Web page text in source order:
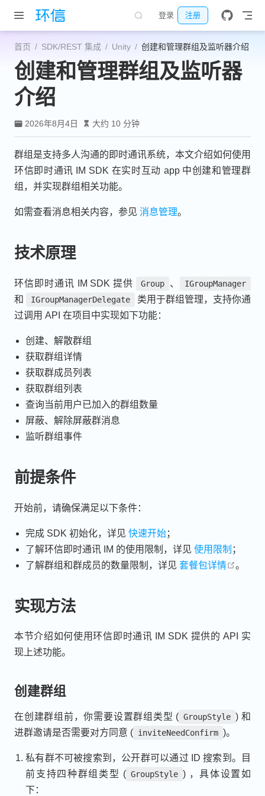
跳至主要內容
登录 注册
首页 SDK/REST 集成 Unity 创建和管理群组及监听器介绍
创建和管理群组及监听器
介绍
2026年8月4日 大约 10 分钟
群组是支持多人沟通的即时通讯系统，本文介绍如何使用
环信即时通讯 IM SDK 在实时互动 app 中创建和管理群
组，并实现群组相关功能。
如需查看消息相关内容，参见 消息管理。
技术原理
环信即时通讯 IM SDK 提供 Group 、 IGroupManager
和 IGroupManagerDelegate
类用于群组管理，支持你通
过调用 API 在项目中实现如下功能：
创建、解散群组
获取群组详情
获取群成员列表
获取群组列表
查询当前用户已加入的群组数量
屏蔽、解除屏蔽群消息
监听群组事件
前提条件
开始前，请确保满足以下条件：
完成 SDK 初始化，详见快速开始；
了解环信即时通讯 IM 的使用限制，详见使用限制 ；
了解群组和群成员的数量限制，详见套餐包详情 open
。
实现方法
本节介绍如何使用环信即时通讯 IM SDK 提供的 API 实
现上述功能。
创建群组
在创建群组前，你需要设置群组类型 ( GroupStyle ) 和
进群邀请是否需要对方同意 ( inviteNeedConfirm )。
私有群不可被搜索到，公开群可以通过 ID 搜索到。目
前支持四种群组类型 ( GroupStyle ) ，具体设置如
下：